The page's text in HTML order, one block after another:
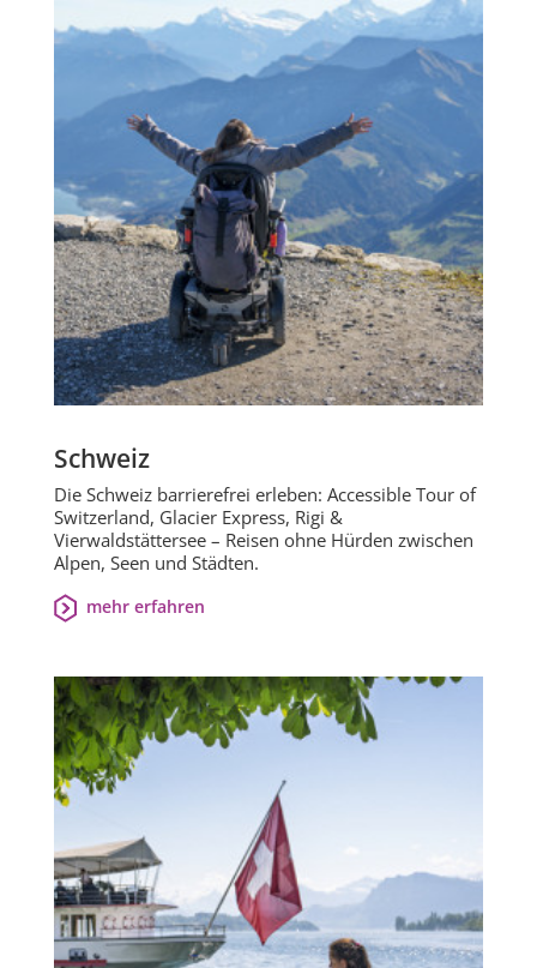
Schweiz
Die Schweiz barrierefrei erleben: Accessible Tour of
Switzerland, Glacier Express, Rigi &
Vierwaldstättersee – Reisen ohne Hürden zwischen
Alpen, Seen und Städten.
mehr erfahren